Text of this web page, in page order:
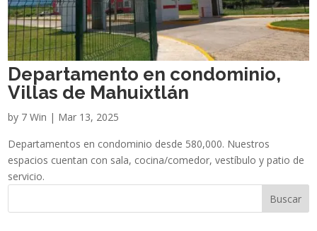
Departamento en condominio,
Villas de Mahuixtlán
by 7 Win | Mar 13, 2025
Departamentos en condominio desde 580,000. Nuestros
espacios cuentan con sala, cocina/comedor, vestíbulo y patio de
servicio.
Buscar